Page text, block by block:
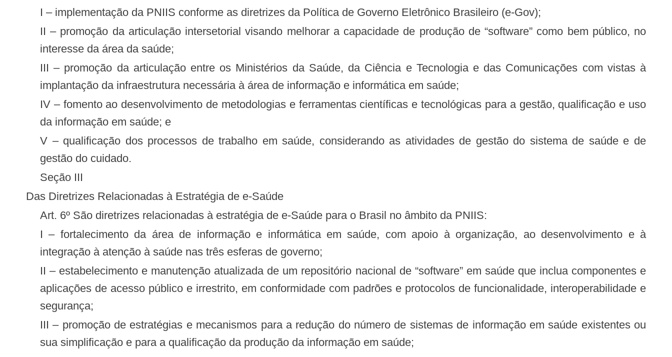
I – implementação da PNIIS conforme as diretrizes da Política de Governo Eletrônico Brasileiro (e-Gov);
II – promoção da articulação intersetorial visando melhorar a capacidade de produção de “software” como bem público, no
interesse da área da saúde;
III – promoção da articulação entre os Ministérios da Saúde, da Ciência e Tecnologia e das Comunicações com vistas à
implantação da infraestrutura necessária à área de informação e informática em saúde;
IV – fomento ao desenvolvimento de metodologias e ferramentas científicas e tecnológicas para a gestão, qualificação e uso
da informação em saúde; e
V – qualificação dos processos de trabalho em saúde, considerando as atividades de gestão do sistema de saúde e de
gestão do cuidado.
Seção III
Das Diretrizes Relacionadas à Estratégia de e-Saúde
Art. 6º São diretrizes relacionadas à estratégia de e-Saúde para o Brasil no âmbito da PNIIS:
I – fortalecimento da área de informação e informática em saúde, com apoio à organização, ao desenvolvimento e à
integração à atenção à saúde nas três esferas de governo;
II – estabelecimento e manutenção atualizada de um repositório nacional de “software” em saúde que inclua componentes e
aplicações de acesso público e irrestrito, em conformidade com padrões e protocolos de funcionalidade, interoperabilidade e
segurança;
III – promoção de estratégias e mecanismos para a redução do número de sistemas de informação em saúde existentes ou
sua simplificação e para a qualificação da produção da informação em saúde;